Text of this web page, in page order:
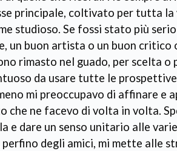
principale, coltivato per tutta la
studioso. Se fossi stato più
un buon artista o un buon critico
rimasto nel guado, per scelta o
da usare tutte le
mi preoccupavo di affinare e
che ne facevo di volta in volta.
e dare un senso unitario alle
degli amici, mi mette alle